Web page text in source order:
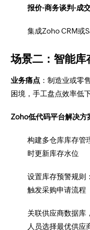
报价-商务谈判-成
集成Zoho CRM或
场景二：智能
业务痛点 ：制造业或零
困境，手工盘点效率低
Zoho低代码平台解决方
构建多仓库库存管
时更新库存水位
设置库存预警规则
触发采购申请流程
关联供应商数据库
人员选择最优供应